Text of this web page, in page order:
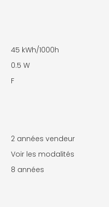
45 kWh/1000h
0.5 W
F
2 années vendeur
Voir les modalités
8 années